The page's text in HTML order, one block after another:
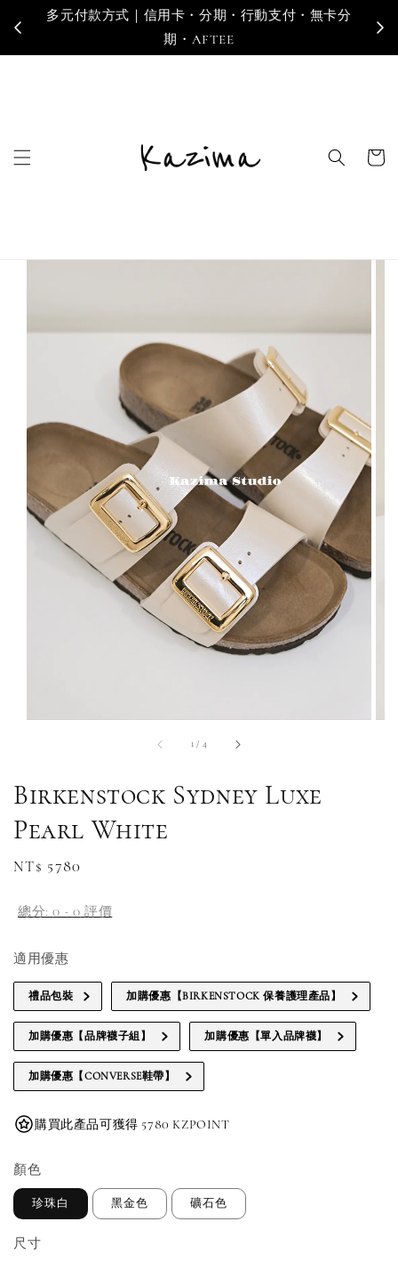
寄送地區｜台灣・香港・澳門・新加坡・馬來西亞
1 / 4
Birkenstock Sydney Luxe
Pearl White
Regular
NT$ 5780
總分:0 - 0 評價
適用優惠
禮品包裝 加購優惠【BIRKENSTOCK 保養護理產品】
加購優惠【品牌襪子組】 加購優惠【單入品牌襪】
加購優惠【CONVERSE鞋帶】
購買此產品可獲得 5780 KZPOINT
顏色
珍珠白 黑金色 礦石色
尺寸